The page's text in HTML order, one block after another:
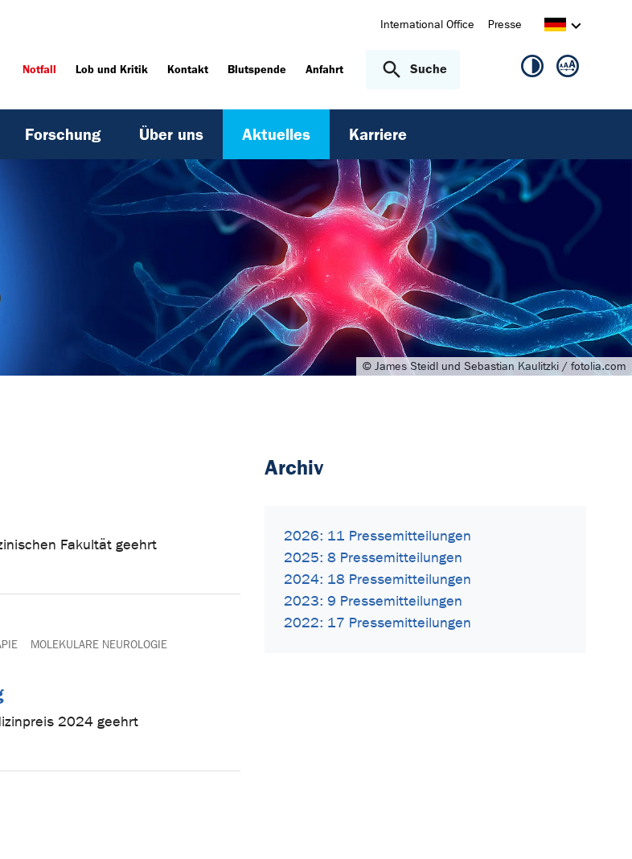
International Office Presse
Notfall Lob und Kritik Kontakt Blutspende Anfahrt Suche
Forschung Über uns Aktuelles Karriere
© James Steidl und Sebastian Kaulitzki / fotolia.com
Fakultät geehrt
MOLEKULARE NEUROLOGIE
2024 geehrt
Archiv
2026: 11 Pressemitteilungen
2025: 8 Pressemitteilungen
2024: 18 Pressemitteilungen
2023: 9 Pressemitteilungen
2022: 17 Pressemitteilungen